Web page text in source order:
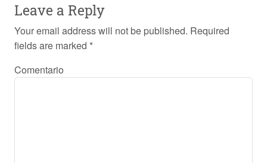
Leave a Reply
Your email address will not be published. Required
fields are marked *
Comentario